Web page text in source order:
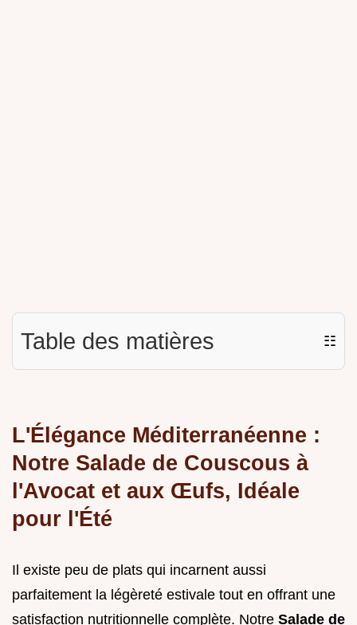
Table des matières ☷
L'Élégance Méditerranéenne :
Notre Salade de Couscous à
l'Avocat et aux Œufs, Idéale
pour l'Été
Il existe peu de plats qui incarnent aussi
parfaitement la légèreté estivale tout en offrant une
satisfaction nutritionnelle complète. Notre Salade de